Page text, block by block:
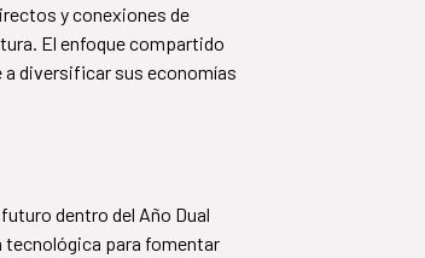
y conexiones de
El enfoque compartido
a diversificar sus economías
dentro del Año Dual
tecnológica para fomentar